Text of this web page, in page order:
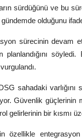
sürdüğünü ve bu
olduğunu
sürecinin devam
sahadaki
Güvenlik güçlerinin
gelirlerinin bir kısmı
özellikle